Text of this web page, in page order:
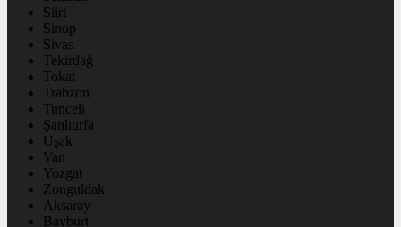
Siirt
Sinop
Sivas
Tekirdağ
Tokat
Trabzon
Tunceli
Şanlıurfa
Uşak
Van
Yozgat
Zonguldak
Aksaray
Bayburt